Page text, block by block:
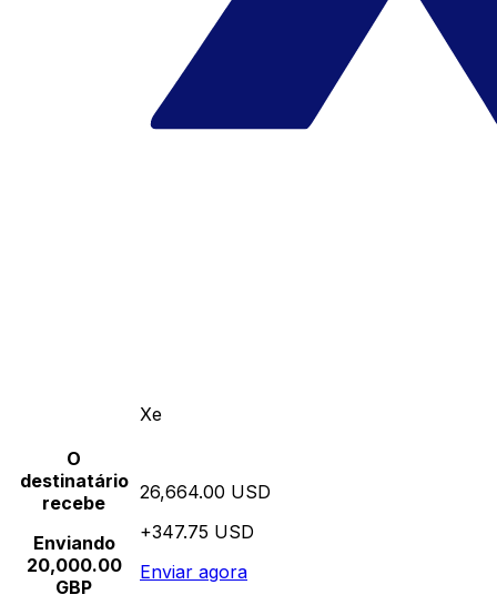
Xe
O
destinatário
recebe
Enviando
20,000.00
GBP
26,664.00 USD
+347.75 USD
Enviar agora